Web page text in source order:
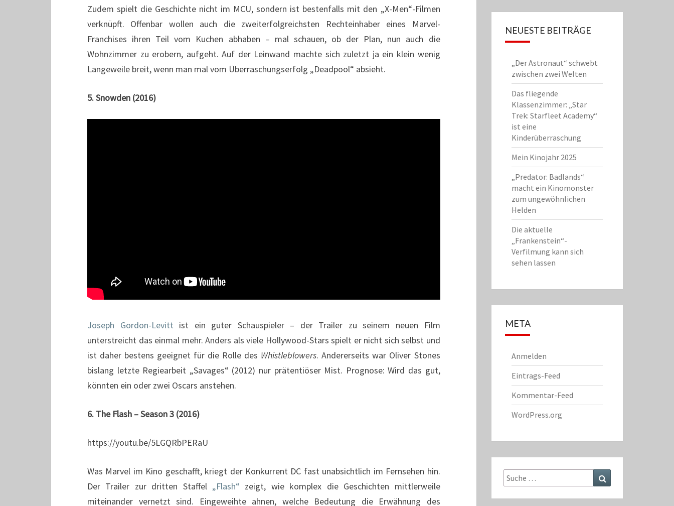
Zudem spielt die Geschichte nicht im MCU, sondern ist bestenfalls mit den „X-Men“-Filmen
verknüpft. Offenbar wollen auch die zweiterfolgreichsten Rechteinhaber eines Marvel-
Franchises ihren Teil vom Kuchen abhaben – mal schauen, ob der Plan, nun auch die
Wohnzimmer zu erobern, aufgeht. Auf der Leinwand machte sich zuletzt ja ein klein wenig
Langeweile breit, wenn man mal vom Überraschungserfolg „Deadpool“ absieht.
5. Snowden (2016)
Joseph Gordon-Levitt ist ein guter Schauspieler – der Trailer zu seinem neuen Film
unterstreicht das einmal mehr. Anders als viele Hollywood-Stars spielt er nicht sich selbst und
ist daher bestens geeignet für die Rolle des Whistleblowers. Andererseits war Oliver Stones
bislang letzte Regiearbeit „Savages“ (2012) nur prätentiöser Mist. Prognose: Wird das gut,
könnten ein oder zwei Oscars anstehen.
6. The Flash – Season 3 (2016)
https://youtu.be/5LGQRbPERaU
Was Marvel im Kino geschafft, kriegt der Konkurrent DC fast unabsichtlich im Fernsehen hin.
Der Trailer zur dritten Staffel „Flash“ zeigt, wie komplex die Geschichten mittlerweile
miteinander vernetzt sind. Eingeweihte ahnen, welche Bedeutung die Erwähnung des
NEUESTE BEITRÄGE
„Der Astronaut“ schwebt
zwischen zwei Welten
Das fliegende
Klassenzimmer: „Star
Trek: Starfleet Academy“
ist eine
Kinderüberraschung
Mein Kinojahr 2025
„Predator: Badlands“
macht ein Kinomonster
zum ungewöhnlichen
Helden
Die aktuelle
„Frankenstein“-
Verfilmung kann sich
sehen lassen
META
Anmelden
Eintrags-Feed
Kommentar-Feed
WordPress.org
Suche
nach: